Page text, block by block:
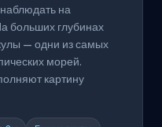
на
больших глубинах
— одни из самых
морей.
картину